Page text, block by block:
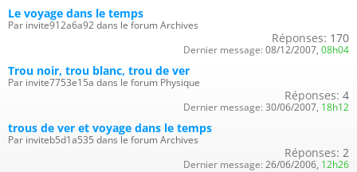
Le voyage dans le temps
Par invite912a6a92 dans le forum Archives
Réponses: 170
Dernier message: 08/12/2007, 08h04
Trou noir, trou blanc, trou de ver
Par invite7753e15a dans le forum Physique
Réponses: 4
Dernier message: 30/06/2007, 18h12
trous de ver et voyage dans le temps
Par inviteb5d1a535 dans le forum Archives
Réponses: 2
Dernier message: 26/06/2006, 12h26